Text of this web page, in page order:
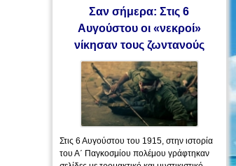
Σαν σήμερα: Στις 6
Αυγούστου οι «νεκροί»
νίκησαν τους ζωντανούς
Στις 6 Αυγούστου του 1915, στην ιστορία
του Α΄ Παγκοσμίου πολέμου γράφτηκαν